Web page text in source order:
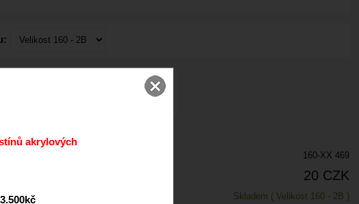
160-XX 469
20 CZK
Skladem ( Velikost 160 - 2B )
akrylových